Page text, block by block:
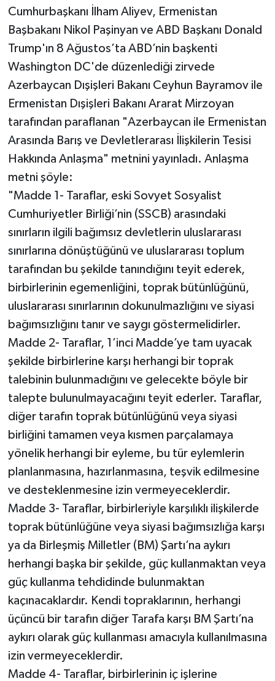
Cumhurbaşkanı İlham Aliyev, Ermenistan
Başbakanı Nikol Paşinyan ve ABD Başkanı Donald
Trump'ın 8 Ağustos’ta ABD’nin başkenti
Washington DC'de düzenlediği zirvede
Azerbaycan Dışişleri Bakanı Ceyhun Bayramov ile
Ermenistan Dışişleri Bakanı Ararat Mirzoyan
tarafından paraflanan "Azerbaycan ile Ermenistan
Arasında Barış ve Devletlerarası İlişkilerin Tesisi
Hakkında Anlaşma" metnini yayınladı. Anlaşma
metni şöyle:
"Madde 1- Taraflar, eski Sovyet Sosyalist
Cumhuriyetler Birliği’nin (SSCB) arasındaki
sınırların ilgili bağımsız devletlerin uluslararası
sınırlarına dönüştüğünü ve uluslararası toplum
tarafından bu şekilde tanındığını teyit ederek,
birbirlerinin egemenliğini, toprak bütünlüğünü,
uluslararası sınırlarının dokunulmazlığını ve siyasi
bağımsızlığını tanır ve saygı göstermelidirler.
Madde 2- Taraflar, 1’inci Madde’ye tam uyacak
şekilde birbirlerine karşı herhangi bir toprak
talebinin bulunmadığını ve gelecekte böyle bir
talepte bulunulmayacağını teyit ederler. Taraflar,
diğer tarafın toprak bütünlüğünü veya siyasi
birliğini tamamen veya kısmen parçalamaya
yönelik herhangi bir eyleme, bu tür eylemlerin
planlanmasına, hazırlanmasına, teşvik edilmesine
ve desteklenmesine izin vermeyeceklerdir.
Madde 3- Taraflar, birbirleriyle karşılıklı ilişkilerde
toprak bütünlüğüne veya siyasi bağımsızlığa karşı
ya da Birleşmiş Milletler (BM) Şartı’na aykırı
herhangi başka bir şekilde, güç kullanmaktan veya
güç kullanma tehdidinde bulunmaktan
kaçınacaklardır. Kendi topraklarının, herhangi
üçüncü bir tarafın diğer Tarafa karşı BM Şartı’na
aykırı olarak güç kullanması amacıyla kullanılmasına
izin vermeyeceklerdir.
Madde 4- Taraflar, birbirlerinin iç işlerine
MAGAZİN